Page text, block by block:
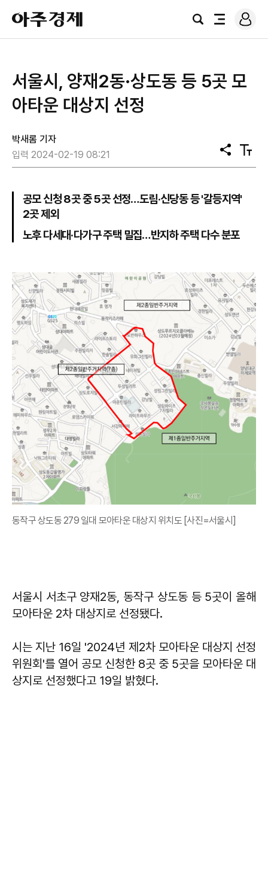
아
주
경
검
전
로
그
서울시, 양재2동·상도동 등 5곳 모
아타운 대상지 선정
박새롬 기자
입력 2024-02-19 08:21
공
유
텍
스
공모 신청 8곳 중 5곳 선정…도림·신당동 등 '갈등지역'
2곳 제외
노후 다세대·다가구 주택 밀집…반지하 주택 다수 분포
동작구 상도동 279 일대 모아타운 대상지 위치도 [사진=서울시]
서울시 서초구 양재2동, 동작구 상도동 등 5곳이 올해
모아타운 2차 대상지로 선정됐다.
시는 지난 16일 '2024년 제2차 모아타운 대상지 선정
위원회'를 열어 공모 신청한 8곳 중 5곳을 모아타운 대
상지로 선정했다고 19일 밝혔다.